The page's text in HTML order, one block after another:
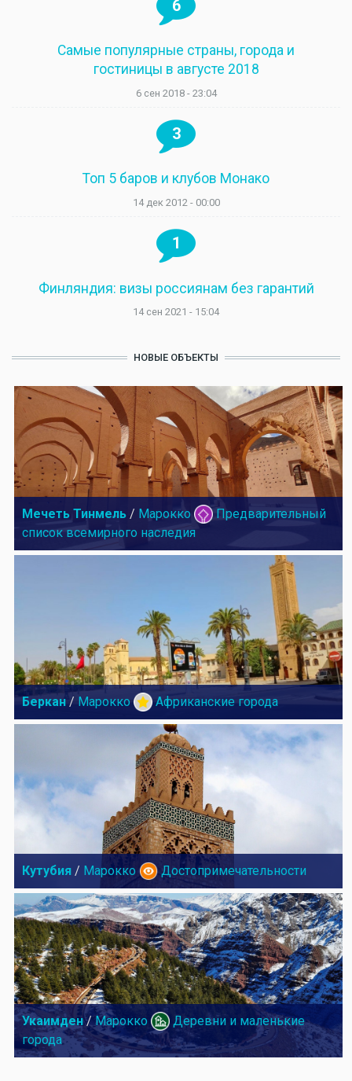
6
Самые популярные страны, города и
гостиницы в августе 2018
6 сен 2018 - 23:04
3
Топ 5 баров и клубов Монако
14 дек 2012 - 00:00
1
Финляндия: визы россиянам без гарантий
14 сен 2021 - 15:04
НОВЫЕ ОБЪЕКТЫ
Мечеть Тинмель / Марокко
Предварительный
список всемирного наследия
Беркан / Марокко Африканские города
Кутубия / Марокко Достопримечательности
Укаимден/ Марокко
Деревни и маленькие
города